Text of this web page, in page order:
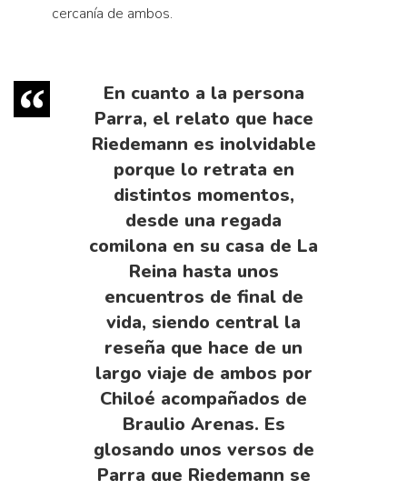
cercanía de ambos.
En cuanto a la persona
Parra, el relato que hace
Riedemann es inolvidable
porque lo retrata en
distintos momentos,
desde una regada
comilona en su casa de La
Reina hasta unos
encuentros de final de
vida, siendo central la
reseña que hace de un
largo viaje de ambos por
Chiloé acompañados de
Braulio Arenas. Es
glosando unos versos de
Parra que Riedemann se